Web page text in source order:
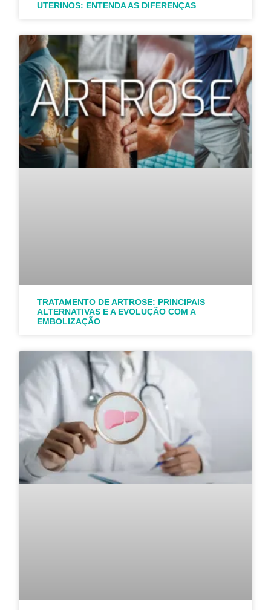
UTERINOS: ENTENDA AS DIFERENÇAS
TRATAMENTO DE ARTROSE: PRINCIPAIS
ALTERNATIVAS E A EVOLUÇÃO COM A
EMBOLIZAÇÃO